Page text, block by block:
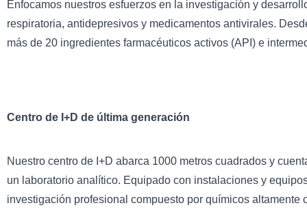
Enfocamos nuestros esfuerzos en la investigación y
respiratoria, antidepresivos y medicamentos antivirales.
más de 20 ingredientes farmacéuticos activos (API) e
Centro de I+D de última generación
Nuestro centro de I+D abarca 1000 metros cuadrados y
un laboratorio analítico. Equipado con instalaciones y
investigación profesional compuesto por químicos